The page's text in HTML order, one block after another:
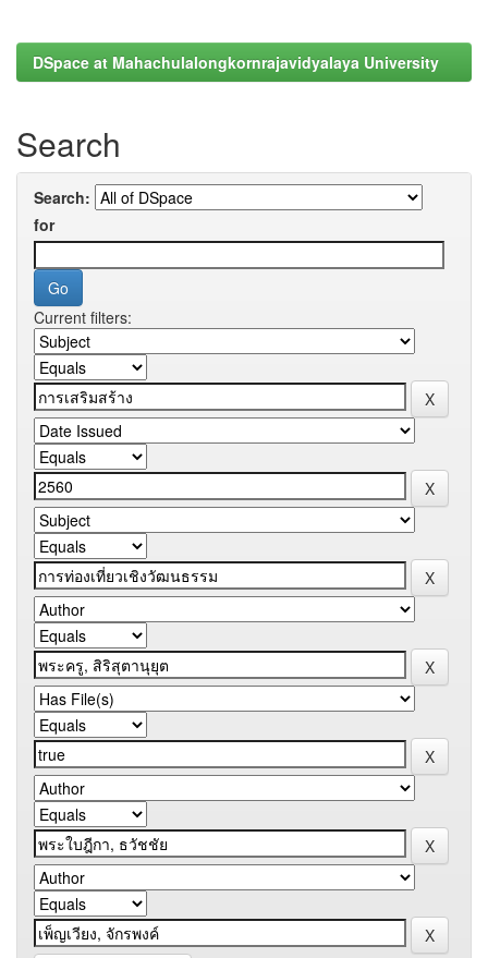
DSpace at Mahachulalongkornrajavidyalaya University
Search
Search:
for
Current filters: